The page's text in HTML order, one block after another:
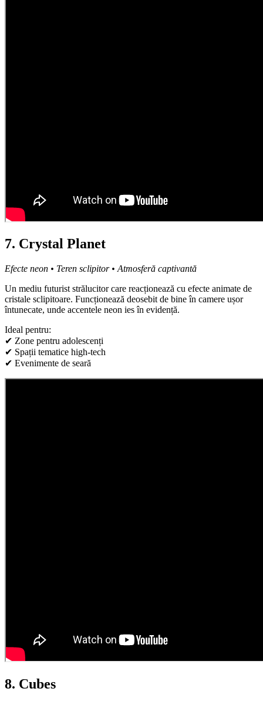
7. Crystal Planet
Efecte neon • Teren sclipitor • Atmosferă captivantă
Un mediu futurist strălucitor care reacționează cu efecte animate de
cristale sclipitoare. Funcționează deosebit de bine în camere ușor
întunecate, unde accentele neon ies în evidență.
Ideal pentru:
✔ Zone pentru adolescenți
✔ Spații tematice high-tech
✔ Evenimente de seară
8. Cubes